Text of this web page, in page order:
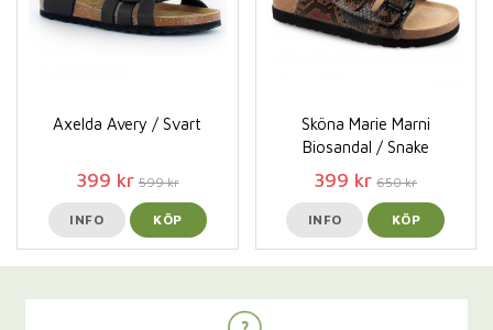
Axelda Avery / Svart
399 kr 599 kr
INFO KÖP
Sköna Marie Marni
Biosandal / Snake
399 kr 650 kr
INFO KÖP